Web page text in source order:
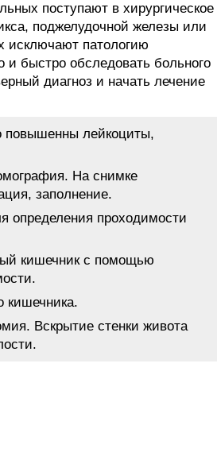
поступают в хирургическое
поджелудочной железы или
исключают патологию
и быстро обследовать больного
диагноз и начать лечение
повышенны лейкоциты,
На снимке
заполнение.
определения проходимости
кишечник с помощью
кишечника.
Вскрытие стенки живота